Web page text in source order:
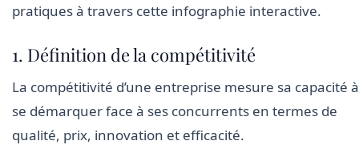
pratiques à travers cette infographie interactive.
1. Définition de la compétitivité
La compétitivité d’une entreprise mesure sa capacité à
se démarquer face à ses concurrents en termes de
qualité, prix, innovation et efficacité.